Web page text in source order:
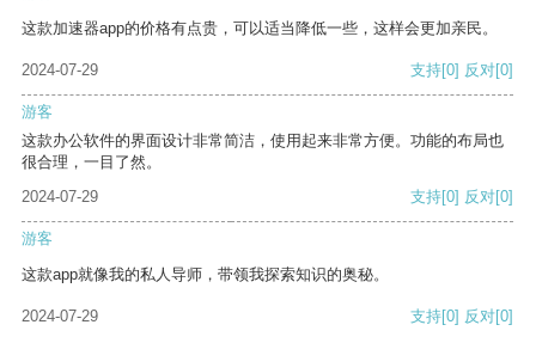
这款加速器app的价格有点贵，可以适当降低一些，这样会更加亲民。
2024-07-29 支持[0] 反对[0]
游客
这款办公软件的界面设计非常简洁，使用起来非常方便。功能的布局也
很合理，一目了然。
2024-07-29
支持[0] 反对[0]
游客
这款app就像我的私人导师，带领我探索知识的奥秘。
2024-07-29 支持[0] 反对[0]